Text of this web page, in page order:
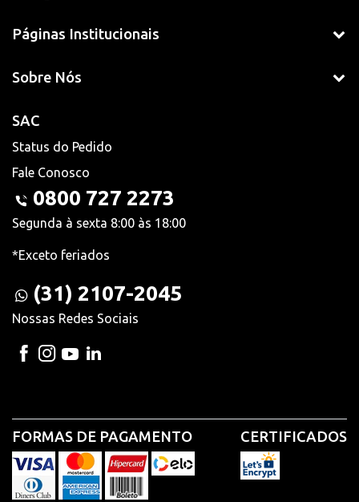
Páginas Institucionais
Sobre Nós
SAC
Status do Pedido
Fale Conosco
0800 727 2273
Segunda à sexta 8:00 às 18:00
*Exceto feriados
(31) 2107-2045
Nossas Redes Sociais
FORMAS DE PAGAMENTO CERTIFICADOS